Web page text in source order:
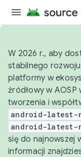
W 2026 r., aby
stabilnego
platformy w
źródłowy w
tworzenia i
android-latest-
android-latest-
się do najnowszej
informacji